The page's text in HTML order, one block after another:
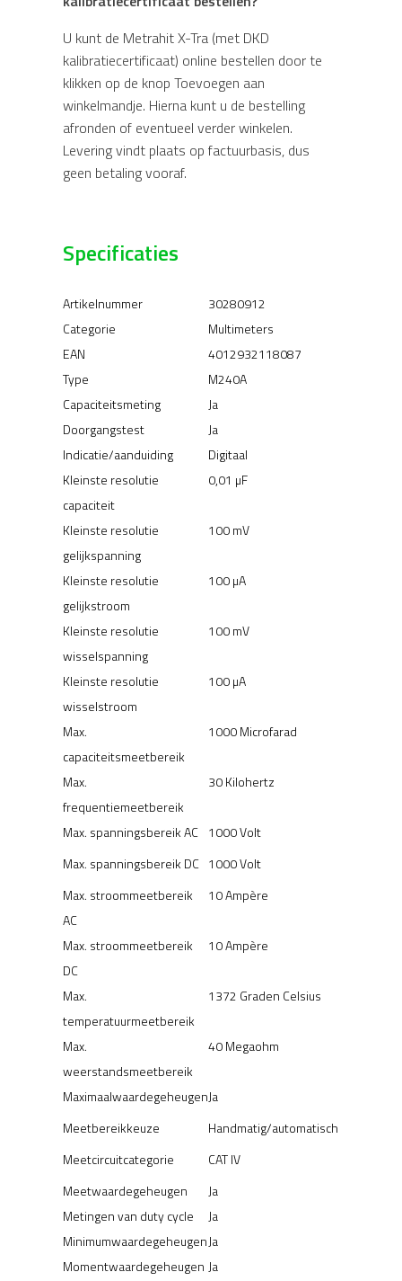
U kunt de Metrahit X-Tra (met DKD
kalibratiecertificaat) online bestellen door te
klikken op de knop Toevoegen aan
winkelmandje. Hierna kunt u de bestelling
afronden of eventueel verder winkelen.
Levering vindt plaats op factuurbasis, dus
geen betaling vooraf.
Specificaties
Artikelnummer
30280912
Categorie
Multimeters
EAN
4012932118087
Type
M240A
Capaciteitsmeting
Ja
Doorgangstest
Ja
Indicatie/aanduiding
Digitaal
Kleinste resolutie
capaciteit
0,01 µF
Kleinste resolutie
gelijkspanning
100 mV
Kleinste resolutie
gelijkstroom
100 µA
Kleinste resolutie
wisselspanning
100 mV
Kleinste resolutie
wisselstroom
100 µA
Max.
capaciteitsmeetbereik
1000 Microfarad
Max.
frequentiemeetbereik
30 Kilohertz
Max. spanningsbereik AC 1000 Volt
Max. spanningsbereik DC 1000 Volt
Max. stroommeetbereik
AC
10 Ampère
Max. stroommeetbereik
DC
10 Ampère
Max.
temperatuurmeetbereik
1372 Graden Celsius
Max.
weerstandsmeetbereik
40 Megaohm
MaximaalwaardegeheugenJa
Meetbereikkeuze
Handmatig/automatisch
Meetcircuitcategorie
CAT IV
Meetwaardegeheugen
Ja
Metingen van duty cycle
Ja
MinimumwaardegeheugenJa
Momentwaardegeheugen Ja